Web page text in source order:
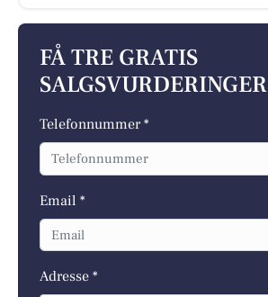
FÅ TRE GRATIS
SALGSVURDERINGER
Telefonnummer *
Email *
Adresse *